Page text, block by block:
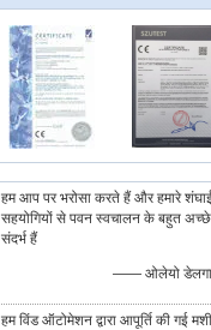
हम आप पर भरोसा करते हैं और हमारे
सहयोगियों से पवन स्वचालन के बहुत अच्छे
संदर्भ हैं
—— ओलेयो
हम विंड ऑटोमेशन द्वारा आपूर्ति की गई